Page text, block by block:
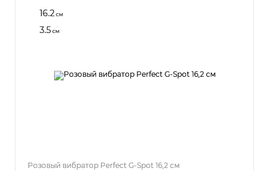
16.2см
3.5см
Розовый вибратор Perfect G-Spot 16,2 см